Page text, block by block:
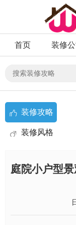
首页 装修公
装修攻略
装修风格
庭院小户型